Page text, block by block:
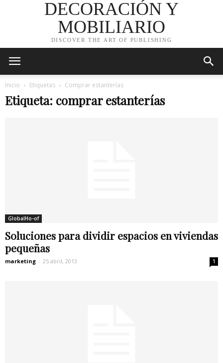
DECORACIÓN Y
MOBILIARIO
DISCOVER THE ART OF PUBLISHING
Inicio Etiquetas Comprar estanterías
Etiqueta: comprar estanterías
GlobalHo-of
Soluciones para dividir espacios en viviendas
pequeñas
marketing - 25 abril, 2013 1